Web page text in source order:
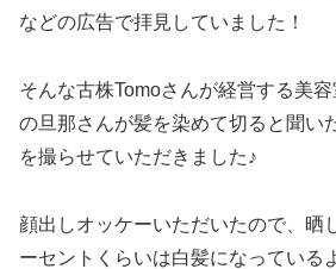
などの広告で拝見していました！
そんな古株Tomoさんが経営する美
の旦那さんが髪を染めて切ると聞い
を撮らせていただきました♪
顔出しオッケーいただいたので、晒
ーセントくらいは白髪になっている